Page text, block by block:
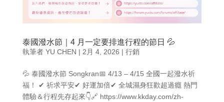
泰國潑水節｜4 月一定要排進行程的節日 💦
執筆者 YU CHEN | 2月 4, 2026 | 行銷
💦 泰國潑水節 Songkran📅 4/13 – 4/15 全國一起潑水祈
福！ ✔ 祈求平安✔ 好運加倍✔ 全城濕身狂歡超過癮 熱門
體驗＆行程先存起來👇🔗 https://www.kkday.com/zh-